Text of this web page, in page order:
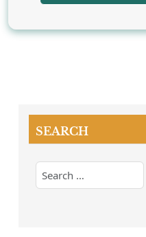
SEARCH